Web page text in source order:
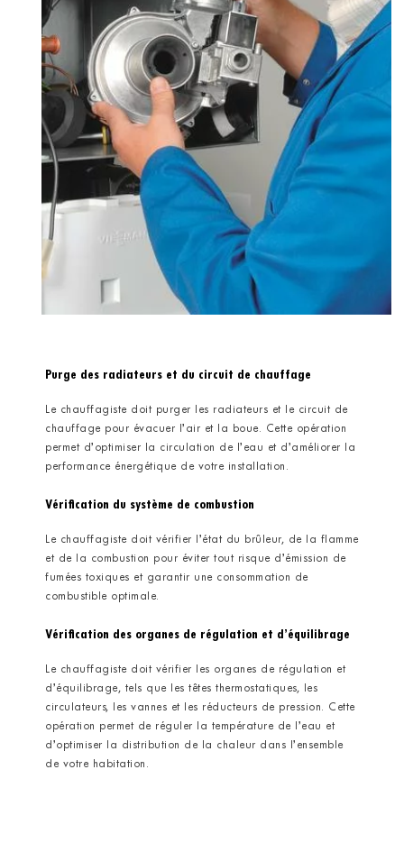
Purge des radiateurs et du circuit de chauffage
Le chauffagiste doit purger les radiateurs et le circuit de
chauffage pour évacuer l’air et la boue. Cette opération
permet d’optimiser la circulation de l’eau et d’améliorer la
performance énergétique de votre installation.
Vérification du système de combustion
Le chauffagiste doit vérifier l’état du brûleur, de la flamme
et de la combustion pour éviter tout risque d’émission de
fumées toxiques et garantir une consommation de
combustible optimale.
Vérification des organes de régulation et d’équilibrage
Le chauffagiste doit vérifier les organes de régulation et
d’équilibrage, tels que les têtes thermostatiques, les
circulateurs, les vannes et les réducteurs de pression. Cette
opération permet de réguler la température de l’eau et
d’optimiser la distribution de la chaleur dans l’ensemble
de votre habitation.